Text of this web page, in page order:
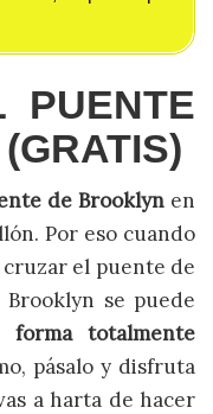
PUENTE
de Brooklyn en
Por eso cuando
el puente de
se puede
totalmente
pásalo y disfruta
a harta de hacer